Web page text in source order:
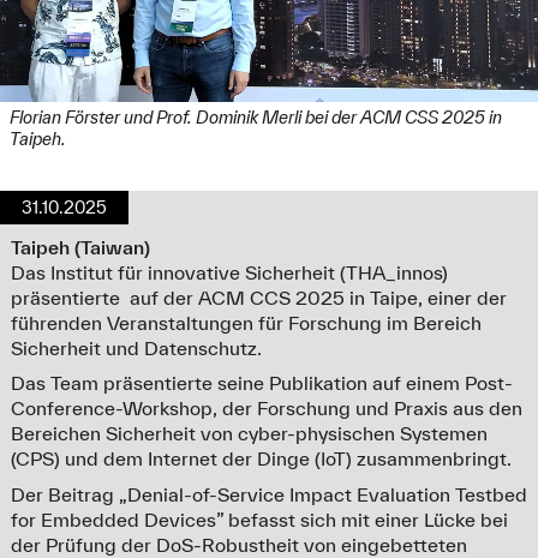
Florian Förster und Prof. Dominik Merli bei der ACM CSS 2025 in
Taipeh.
31.10.2025
Taipeh (Taiwan)
Das Institut für innovative Sicherheit (THA_innos)
präsentierte auf der ACM CCS 2025 in Taipe, einer der
führenden Veranstaltungen für Forschung im Bereich
Sicherheit und Datenschutz.
Das Team präsentierte seine Publikation auf einem Post-
Conference-Workshop, der Forschung und Praxis aus den
Bereichen Sicherheit von cyber-physischen Systemen
(CPS) und dem Internet der Dinge (IoT) zusammenbringt.
Der Beitrag „Denial-of-Service Impact Evaluation Testbed
for Embedded Devices” befasst sich mit einer Lücke bei
der Prüfung der DoS-Robustheit von eingebetteten